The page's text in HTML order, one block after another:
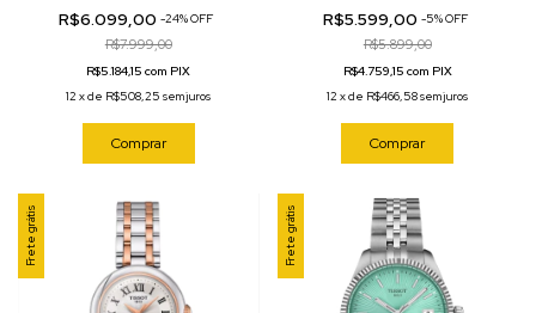
R$6.099,00-24%OFF
R$7.999,00
R$5.184,15 com PIX
12 xde R$508,25 sem juros
Comprar
R$5.599,00 -5%OFF
R$5.899,00
R$4.759,15 com PIX
12 xde R$466,58sem juros
Comprar
Frete grátis Frete grátis